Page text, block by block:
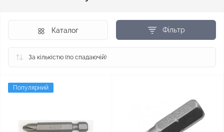
Фільтр
Каталог
Популярний